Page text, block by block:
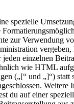
spezielle
zur Verwendung
vergeben,
einzelnen
wie HTML
(„[“ und „]“) statt
Weitere
du auf einer